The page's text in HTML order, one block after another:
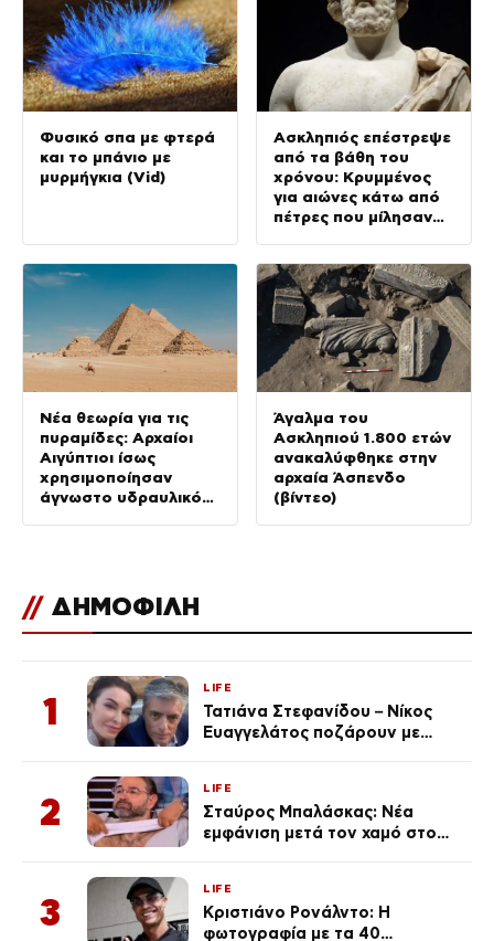
Φυσικό σπα με φτερά
και το μπάνιο με
μυρμήγκια (Vid)
Ασκληπιός επέστρεψε
από τα βάθη του
χρόνου: Κρυμμένος
για αιώνες κάτω από
πέτρες που μίλησαν
Νέα θεωρία για τις
πυραμίδες: Αρχαίοι
Αιγύπτιοι ίσως
χρησιμοποίησαν
άγνωστο υδραυλικό
Άγαλμα του
Ασκληπιού 1.800 ετών
ανακαλύφθηκε στην
αρχαία Άσπενδο
(βίντεο)
// ΔΗΜΟΦΙΛΗ
1
LIFE
Τατιάνα Στεφανίδου – Νίκος
Ευαγγελάτος ποζάρουν με
2
LIFE
Σταύρος Μπαλάσκας: Νέα
εμφάνιση μετά τον χαμό στο
3
LIFE
Κριστιάνο Ρονάλντο: Η
φωτογραφία με τα 40